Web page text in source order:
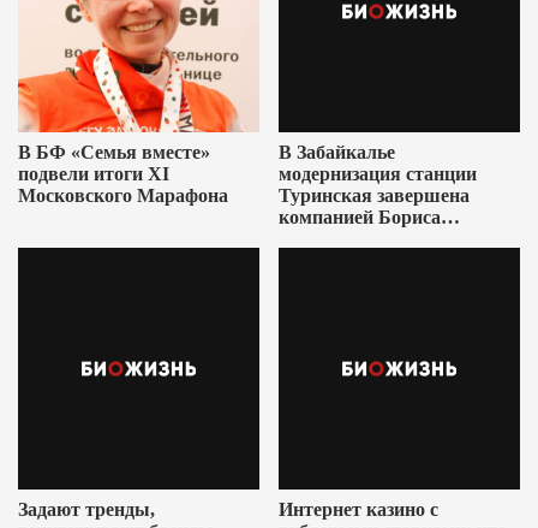
В БФ «Семья вместе»
подвели итоги XI
Московского Марафона
В Забайкалье
модернизация станции
Туринская завершена
компанией Бориса
Задают тренды,
Интернет казино с